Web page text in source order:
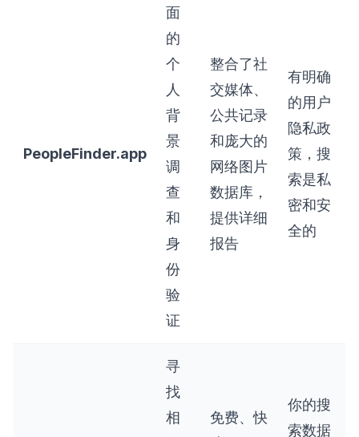
PeopleFinder.app
面
的
个
人
背
景
调
查
和
身
份
验
证
整合了社
交媒体、
公共记录
和庞大的
网络图片
数据库，
提供详细
报告
有明确
的用户
隐私政
策，搜
索是私
密和安
全的
寻
找
相
免费、快
你的搜
索数据